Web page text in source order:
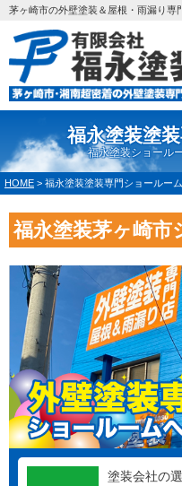
茅ヶ崎市の外壁塗装＆屋根・雨漏り専
福永塗装塗
福永塗装ショール
HOME > 福永塗装塗装専門ショールーム
福永塗装茅ヶ崎市
塗装会社の